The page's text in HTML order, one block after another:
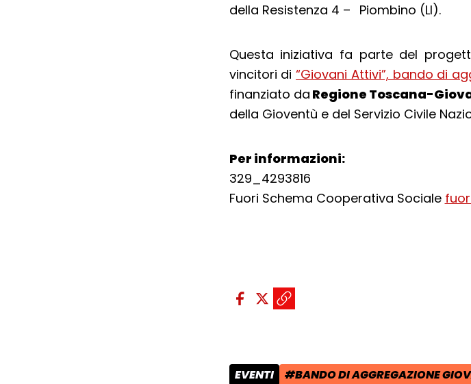
della Resistenza 4 – Piombino (LI).
Questa iniziativa fa parte del
vincitori di“Giovani Attivi”, bando di
finanziato da Regione Toscana-
della Gioventù e del Servizio Civile
Per informazioni:
329_4293816
Fuori Schema Cooperativa Sociale
Condividi sui social:
Condividi su Facebook -
Condividi su X - apre una
Copia il link e condividi
EVENTI #BANDO DI AGGREGAZIONE